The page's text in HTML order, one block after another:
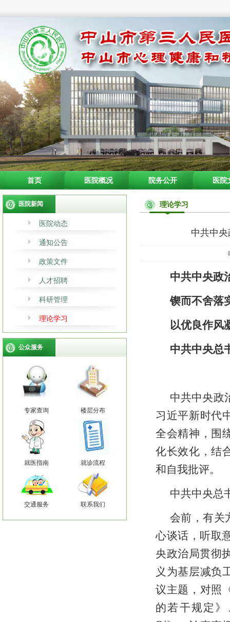
首页 医院概况 院务公开 医院
医院新闻
医院动态
通知公告
政策文件
人才招聘
科研管理
理论学习
公众服务
专家查询 楼层分布
就医指南 就诊流程
交通服务 联系我们
理论学习
中共中
中共中央政
锲而不舍落
以优良作风
中共中央总
中共中央政
习近平新时代
全会精神，围
化长效化，结
和自我批评。
中共中央总
会前，有关
心谈话，听取
央政治局贯彻
义为基层减负
议主题，对照
的若干规定